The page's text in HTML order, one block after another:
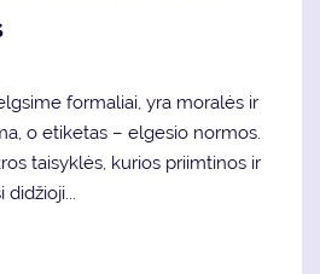
formaliai, yra moralės ir
o etiketas – elgesio normos.
taisyklės, kurios priimtinos ir
didžioji...